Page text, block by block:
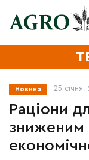
Новина 25 січня,
Раціони
зниженим